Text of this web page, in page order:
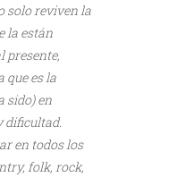
solo reviven la
la están
presente,
que es la
sido) en
dificultad.
en todos los
folk, rock,